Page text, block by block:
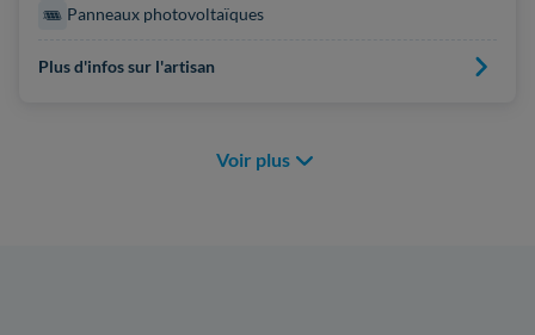
Panneaux photovoltaïques
Plus d'infos sur l'artisan
Voir plus